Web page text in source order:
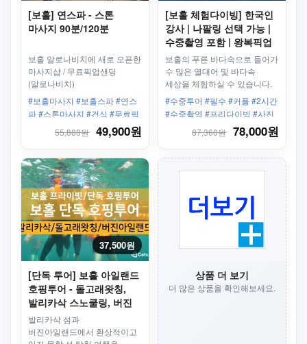
[보홀] 연스파 - 스톤
마사지 90분/120분
보홀 알로나비치에 새로 오픈한
마사지샵 / 무료픽업샌딩
(알로나비치)
#보홀마사지 #보홀스파 #연스
파 #스톤마사지 #건식 #무료픽
드롭 #픽업드롭 #픽업샌딩 #오
일마사지
55,888원 49,900원
[보홀 체험다이빙] 한국인
강사 | 나팔링 선택 가능 |
수중촬영 포함 | 왕복픽업
보홀의 푸른 바다속으로 들어가
수 많은 열대어 및 바다속
세상을 체험하실 수 있습니다.
다이빙 자격증이 없으셔도
됩니다.
#수중투어 #필수 #커플 #2시간
#수중촬영 #프리다이빙 #사진
촬영 #편도픽업 #인스타맛집
87,360원 78,000원
37,500원
[단독 투어] 보홀 아일랜드
호핑투어 - 돌고래왓칭,
발리카삭 스노쿨링, 버진
아일랜드, 푼톳 아일랜드
(성당구경, 스노클링)
발리카삭 섬과
버진아일랜드에서 환상적이고
상품 더 보기
더 많은 상품을 확인해보세요.